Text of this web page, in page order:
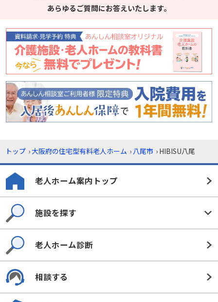
あらゆるご質問にお答えいたします。
トップ ›大阪府の住宅型有料老人ホーム › 八尾市 › HIBISU八尾
老人ホーム案内トップ
施設を探す
老人ホーム診断
相談する